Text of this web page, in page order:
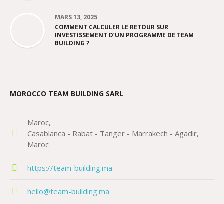
MARS 13, 2025
COMMENT CALCULER LE RETOUR SUR
INVESTISSEMENT D’UN PROGRAMME DE TEAM
BUILDING ?
MOROCCO TEAM BUILDING SARL
Maroc
Casablanca - Rabat - Tanger - Marrakech - Agadir
Maroc
https://team-building.ma
hello@team-building.ma